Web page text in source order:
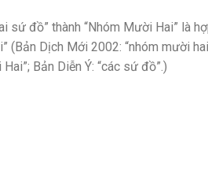
sứ đồ” thành “Nhóm Mười Hai” là
(Bản Dịch Mới 2002: “nhóm mười
Bản Diễn Ý: “các sứ đồ”.)